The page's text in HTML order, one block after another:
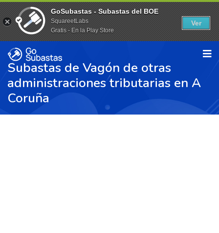
Subastas de Vagón de otras
administraciones tributarias en A
Coruña
GoSubastas - Subastas del BOE
SquareetLabs
Gratis - En la Play Store
Ver